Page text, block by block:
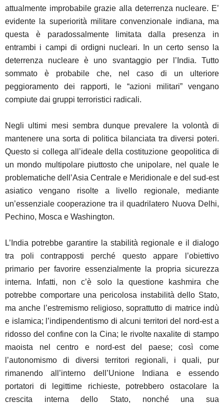
attualmente improbabile grazie alla deterrenza nucleare. E’
evidente la superiorità militare convenzionale indiana, ma
questa è paradossalmente limitata dalla presenza in
entrambi i campi di ordigni nucleari. In un certo senso la
deterrenza nucleare è uno svantaggio per l’India. Tutto
sommato è probabile che, nel caso di un ulteriore
peggioramento dei rapporti, le “azioni militari” vengano
compiute dai gruppi terroristici radicali.
Negli ultimi mesi sembra dunque prevalere la volontà di
mantenere una sorta di politica bilanciata tra diversi poteri.
Questo si collega all’ideale della costituzione geopolitica di
un mondo multipolare piuttosto che unipolare, nel quale le
problematiche dell’Asia Centrale e Meridionale e del sud-est
asiatico vengano risolte a livello regionale, mediante
un’essenziale cooperazione tra il quadrilatero Nuova Delhi,
Pechino, Mosca e Washington.
L’India potrebbe garantire la stabilità regionale e il dialogo
tra poli contrapposti perché questo appare l’obiettivo
primario per favorire essenzialmente la propria sicurezza
interna. Infatti, non c’è solo la questione kashmira che
potrebbe comportare una pericolosa instabilità dello Stato,
ma anche l’estremismo religioso, soprattutto di matrice indù
e islamica; l’indipendentismo di alcuni territori del nord-est a
ridosso del confine con la Cina; le rivolte naxalite di stampo
maoista nel centro e nord-est del paese; così come
l’autonomismo di diversi territori regionali, i quali, pur
rimanendo all’interno dell’Unione Indiana e essendo
portatori di legittime richieste, potrebbero ostacolare la
crescita interna dello Stato, nonché una sua